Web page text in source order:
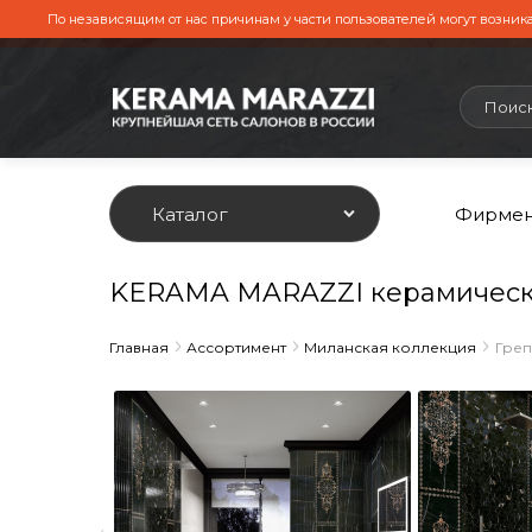
По независящим от нас причинам у части пользователей могут
Каталог
KERAMA MARAZZI
Главная Ассортимент Миланская коллекция